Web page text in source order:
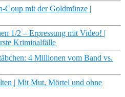
Coup mit der Goldmünze |
1/2 – Erpressung mit Video! |
Kriminalfälle
4 Millionen vom Band vs.
| Mit Mut, Mörtel und ohne